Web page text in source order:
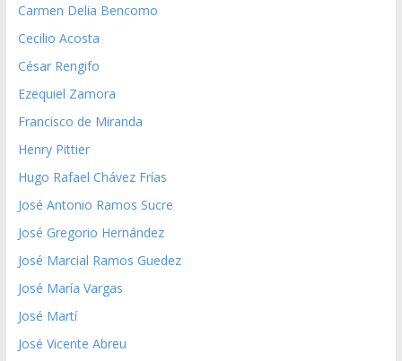
Carmen Delia Bencomo
Cecilio Acosta
César Rengifo
Ezequiel Zamora
Francisco de Miranda
Henry Pittier
Hugo Rafael Chávez Frías
José Antonio Ramos Sucre
José Gregorio Hernández
José Marcial Ramos Guedez
José María Vargas
José Martí
José Vicente Abreu